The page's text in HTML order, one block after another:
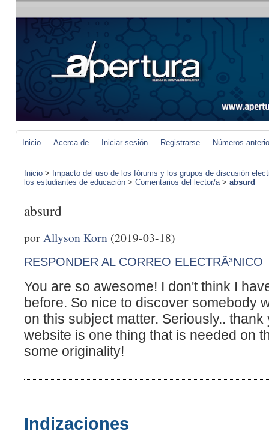
Inicio Acerca de Iniciar sesión Registrarse Números
Inicio > Impacto del uso de los fórums y los grupos de discusión
los estudiantes de educación > Comentarios del lector/a> absurd
absurd
por Allyson Korn (2019-03-18)
RESPONDER AL CORREO ELECTRÃ³NICO
You are so awesome! I don't think I
before. So nice to discover somebody
on this subject matter. Seriously..
website is one thing that is needed on
some originality!
Indizaciones